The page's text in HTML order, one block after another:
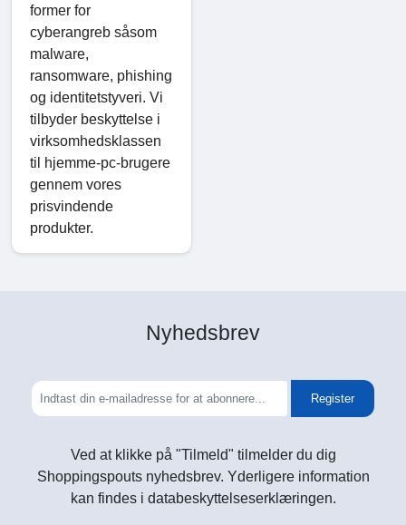
former for
cyberangreb såsom
malware,
ransomware, phishing
og identitetstyveri. Vi
tilbyder beskyttelse i
virksomhedsklassen
til hjemme-pc-brugere
gennem vores
prisvindende
produkter.
Nyhedsbrev
Register
Ved at klikke på "Tilmeld" tilmelder du dig
Shoppingspouts nyhedsbrev. Yderligere information
kan findes i databeskyttelseserklæringen.